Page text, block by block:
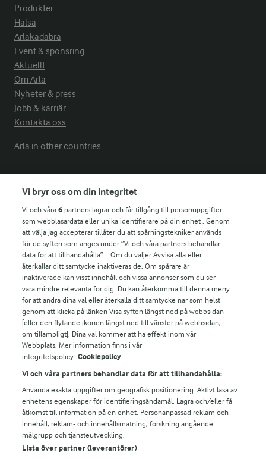
Produkter
Hälsa
Arlakadabra
Event & sponsring
Aktuellt
Om Arla
Nyheter & press
Jobb & karriär
Kontakta oss
Arla in other countries
Fler Arlasajter
För ägare
Arlas kundportal
Arla.com
Falbygdens Ost
Arla webbshop
Bildbank
Följ oss
© 2026 Arla Foods
Vi bryr oss om din integritet
Vi och våra6 partners lagrar och får tillgång till personuppgifter
som webbläsardata eller unika identifierare på din enhet . Genom
att välja Jag accepterar tillåter du att spårningstekniker används
för de syften som anges under ”Vi och våra partners behandlar
data för att tillhandahålla”. . Om du väljer Avvisa alla eller
återkallar ditt samtycke inaktiveras de. Om spårare är
inaktiverade kan visst innehåll och vissa annonser som du ser
vara mindre relevanta för dig. Du kan återkomma till denna meny
för att ändra dina val eller återkalla ditt samtycke när som helst
genom att klicka på länken Visa syften längst ned på webbsidan
[eller den flytande ikonen längst ned till vänster på webbsidan,
om tillämpligt]. Dina val kommer att ha effekt inom vår
Webbplats. Mer information finns i vår
integritetspolicy. Cookiepolicy
Vi och våra partners behandlar data för att tillhandahålla:
Använda exakta uppgifter om geografisk positionering. Aktivt läsa av
enhetens egenskaper för identifieringsändamål. Lagra och/eller få
åtkomst till information på en enhet. Personanpassad reklam och
innehåll, reklam- och innehållsmätning, forskning angående
målgrupp och tjänsteutveckling.
Lista över partner (leverantörer)